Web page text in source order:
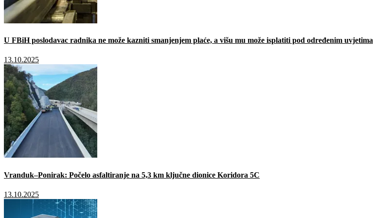
U FBiH poslodavac radnika ne može kazniti smanjenjem plaće, a višu mu može isplatiti pod određenim uvjetima
13.10.2025
Vranduk–Ponirak: Počelo asfaltiranje na 5,3 km ključne dionice Koridora 5C
13.10.2025